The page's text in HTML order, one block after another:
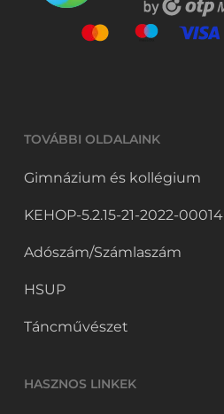
TOVÁBBI OLDALAINK
Gimnázium és kollégium
KEHOP-5.2.15-21-2022-00014
Adószám/Számlaszám
HSUP
Táncművészet
HASZNOS LINKEK